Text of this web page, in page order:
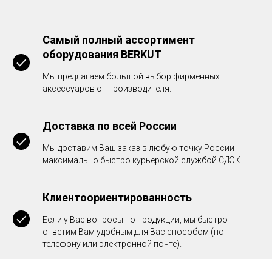
Самый полный ассортимент
оборудования BERKUT
Мы предлагаем большой выбор фирменных
аксессуаров от производителя.
Доставка по всей России
Мы доставим Ваш заказ в любую точку России
максимально быстро курьерской службой СДЭК.
Клиентоориентированность
Если у Вас вопросы по продукции, мы быстро
ответим Вам удобным для Вас способом (по
телефону или электронной почте).